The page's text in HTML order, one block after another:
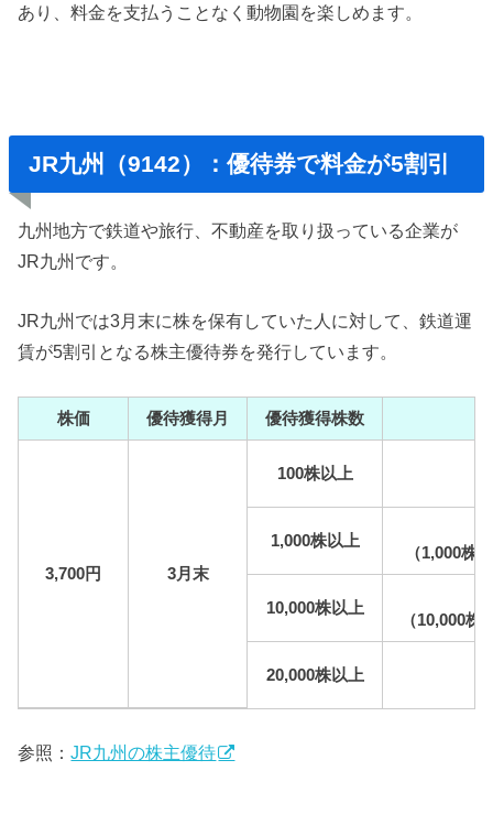
あり、料金を支払うことなく動物園を楽しめます。
JR九州（9142）：優待券で料金が5割引
九州地方で鉄道や旅行、不動産を取り扱っている企業が
JR九州です。
JR九州では3月末に株を保有していた人に対して、鉄道運
賃が5割引となる株主優待券を発行しています。
株価 優待獲得月 優待獲得株数
3,700円 3月末
100株以上
1,000株以上
（1,000株
10,000株以上
（10,000
20,000株以上
参照：JR九州の株主優待